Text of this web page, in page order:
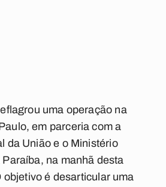
uma operação na
em parceria com a
da União e o Ministério
na manhã desta
objetivo é desarticular uma